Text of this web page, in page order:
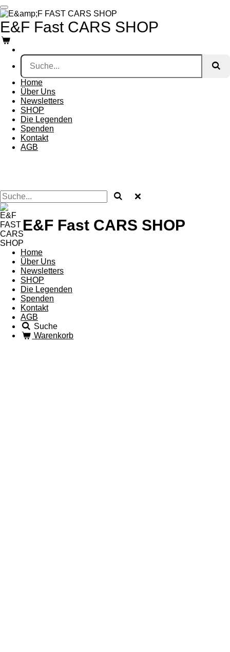
Zum
Hauptinhalt
springen
E&F Fast CARS SHOP
Home
Über Uns
Newsletters
SHOP
Die Legenden
Spenden
Kontakt
AGB
E&F Fast CARS SHOP
Home
Über Uns
Newsletters
SHOP
Die Legenden
Spenden
Kontakt
AGB
Suche
Warenkorb